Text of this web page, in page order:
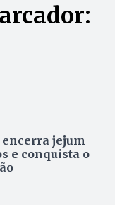
jejum
e conquista o